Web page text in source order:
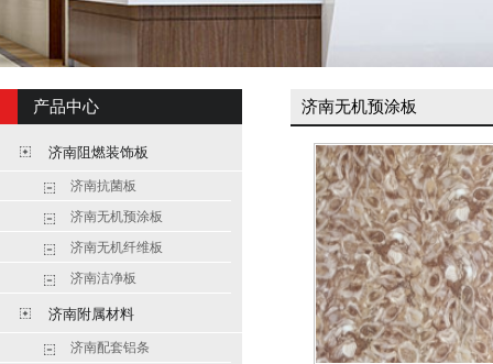
产品中心
济南阻燃装饰板
济南抗菌板
济南无机预涂板
济南无机纤维板
济南洁净板
济南附属材料
济南配套铝条
济南无机预涂板